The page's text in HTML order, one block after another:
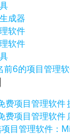
成器
软件
软件
前6的项目管理
费项目管理软件
费项目管理软件
目管理软件：